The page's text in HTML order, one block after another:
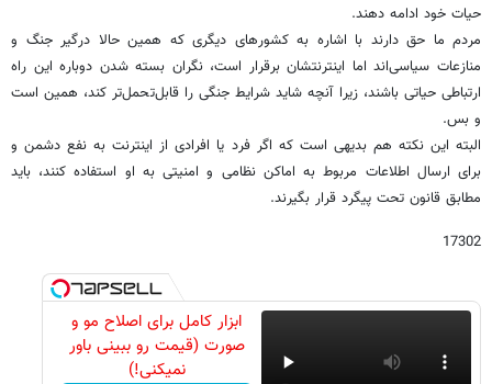
حیات خود ادامه دهند.
مردم ما حق دارند با اشاره به کشورهای دیگری که همین حالا درگیر جنگ و
منازعات سیاسی‌اند اما اینترنتشان برقرار است، نگران بسته شدن دوباره این راه
ارتباطی حیاتی باشند، زیرا آنچه شاید شرایط جنگی را قابل‌تحمل‌تر کند، همین است
و بس.
البته این نکته هم بدیهی است که اگر فرد یا افرادی از اینترنت به نفع دشمن و
برای ارسال اطلاعات مربوط به اماکن نظامی و امنیتی به او استفاده کنند، باید
مطابق قانون تحت پیگرد قرار بگیرند.
17302
ابزار کامل برای اصلاح مو و
صورت (قیمت رو ببینی باور
نمیکنی!)